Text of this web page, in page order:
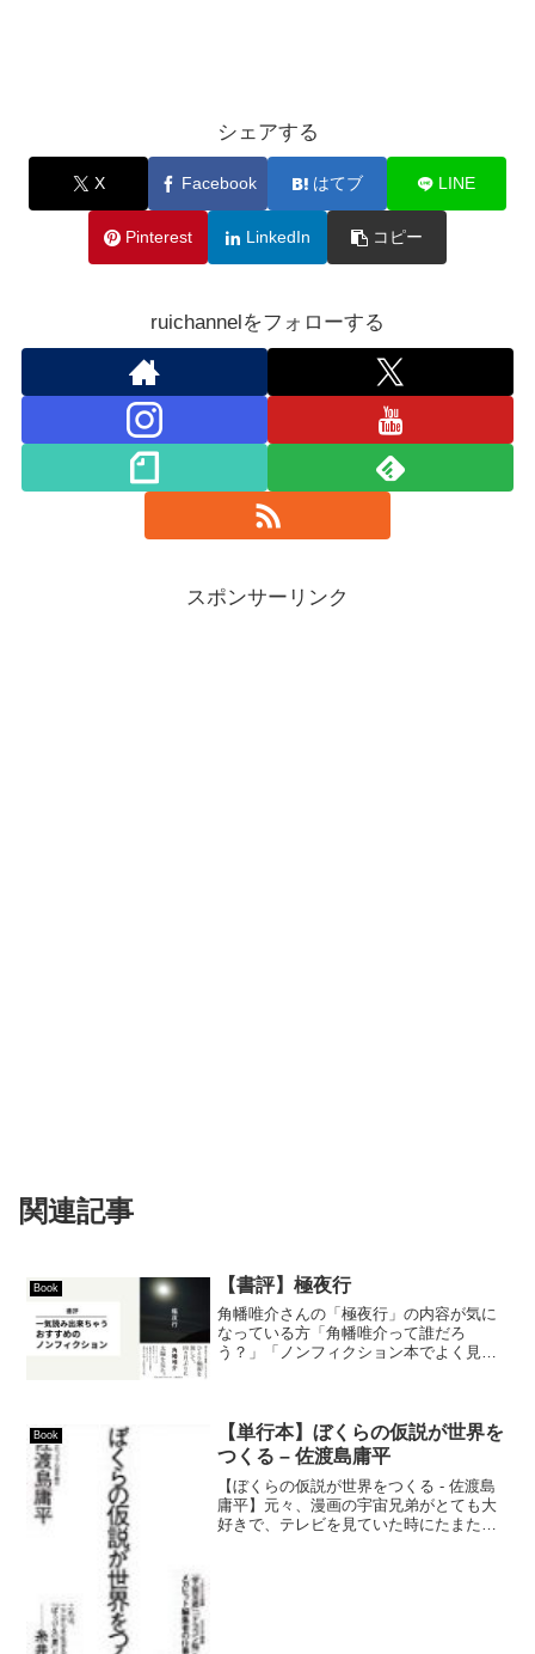
シェアする
X Facebook はてブ LINE
Pinterest LinkedIn コピー
ruichannelをフォローする
スポンサーリンク
関連記事
Book 【書評】極夜行
角幡唯介さんの「極夜行」の内容が気に
なっている方「角幡唯介って誰だろ
う？」「ノンフィクション本でよく見か
くり内容紹介・感想この記事を...
Book
【単行本】ぼくらの仮説が世界を
つくる – 佐渡島庸平
【ぼくらの仮説が世界をつくる - 佐渡島
庸平】元々、漫画の宇宙兄弟がとても大
好きで、テレビを見ていた時にたまたま